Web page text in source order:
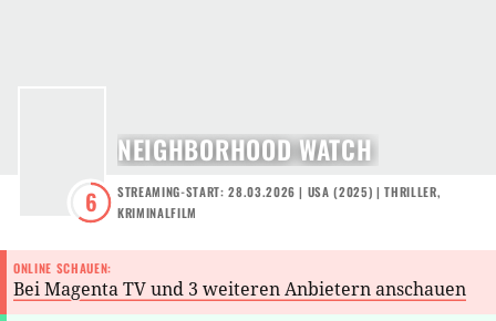
6
NEIGHBORHOOD WATCH
STREAMING-START: 28.03.2026 | USA (2025) |THRILLER,
KRIMINALFILM
ONLINE SCHAUEN:
Bei Magenta TV und 3 weiteren Anbietern anschauen